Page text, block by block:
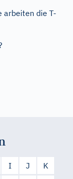
arbeiten die T-
I J
K